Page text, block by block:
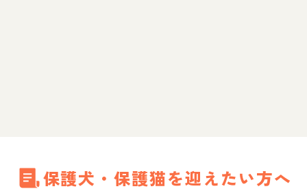
保護犬・保護猫を迎えたい方へ